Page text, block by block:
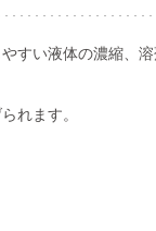
すい液体の濃縮、
れます。